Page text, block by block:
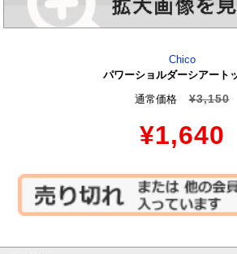
Chico
パワーショルダーシアート
通常価格
¥3,150
¥1,640